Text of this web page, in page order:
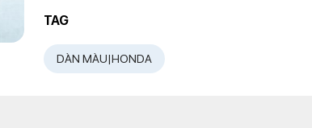
TAG
DÀN MÀU|HONDA